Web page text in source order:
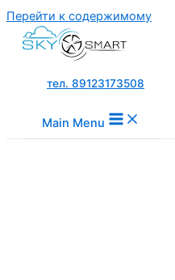
Перейти к содержимому
тел. 89123173508
Main Menu